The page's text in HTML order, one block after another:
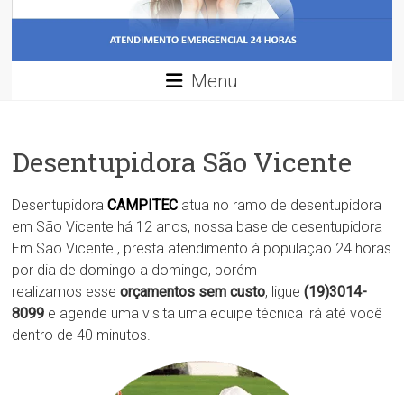
Menu
Desentupidora São Vicente
DesentupidoraCAMPITEC atua no ramo de desentupidora
em São Vicente há 12 anos, nossa base de desentupidora
Em São Vicente , presta atendimento à população 24 horas
por dia de domingo a domingo, porém
realizamos esseorçamentos sem custo, ligue (19)3014-
8099 e agende uma visita uma equipe técnica irá até você
dentro de 40 minutos.